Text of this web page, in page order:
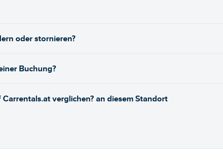
oder stornieren?
Buchung?
verglichen? an diesem Standort